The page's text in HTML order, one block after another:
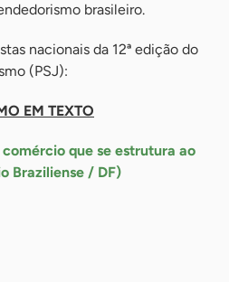
brasileiro.
nacionais da 12ª edição do
(PSJ):
EM TEXTO
comércio que se estrutura ao
Braziliense / DF)